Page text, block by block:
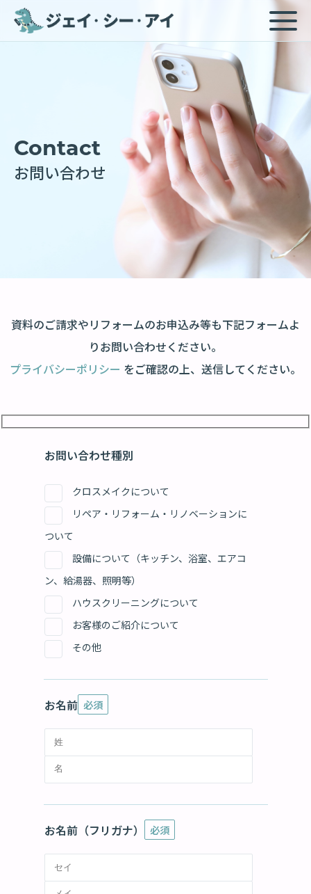
Contact
お問い合わせ
資料のご請求やリフォームのお申込み等も下記フォームよ
りお問い合わせください。
プライバシーポリシー をご確認の上、送信してください。
お問い合わせ種別
クロスメイクについて
リペア・リフォーム・リノベーションに
ついて
設備について（キッチン、浴室、エアコ
ン、給湯器、照明等）
ハウスクリーニングについて
お客様のご紹介について
その他
お名前 必須
お名前（フリガナ） 必須